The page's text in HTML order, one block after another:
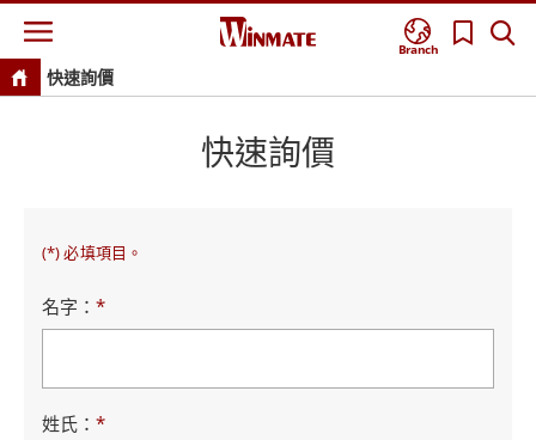
Branch
快速詢價
快速詢價
(*) 必填項目。
名字：*
姓氏：*